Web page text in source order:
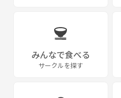
みんなで食べる
サークルを探す